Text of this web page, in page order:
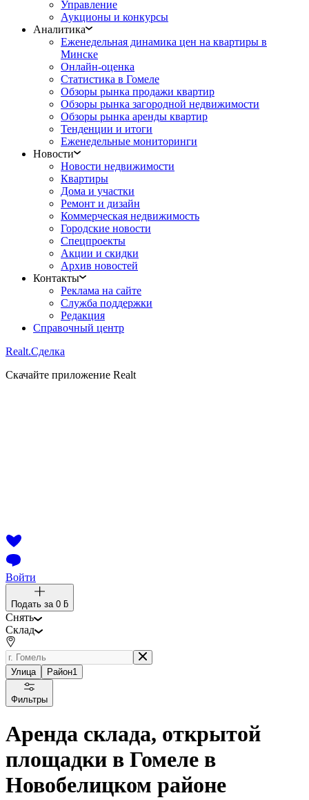
Управление
Аукционы и конкурсы
Аналитика
Еженедельная динамика цен на квартиры в
Минске
Онлайн-оценка
Статистика в Гомеле
Обзоры рынка продажи квартир
Обзоры рынка загородной недвижимости
Обзоры рынка аренды квартир
Тенденции и итоги
Еженедельные мониторинги
Новости
Новости недвижимости
Квартиры
Дома и участки
Ремонт и дизайн
Коммерческая недвижимость
Городские новости
Спецпроекты
Акции и скидки
Архив новостей
Контакты
Реклама на сайте
Служба поддержки
Редакция
Справочный центр
Realt.Сделка
Скачайте приложение Realt
Войти
Подать за 0 ƃ
Снять
Склад
Улица Район1
Фильтры
Аренда склада, открытой
площадки в Гомеле в
Новобелицком районе